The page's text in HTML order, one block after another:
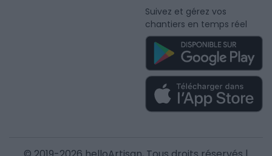
Suivez et gérez vos
chantiers en temps réel